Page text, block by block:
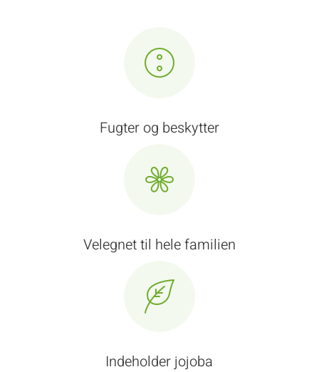
Fugter og beskytter
Velegnet til hele familien
Indeholder jojoba